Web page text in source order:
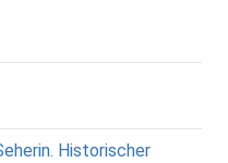
Historischer